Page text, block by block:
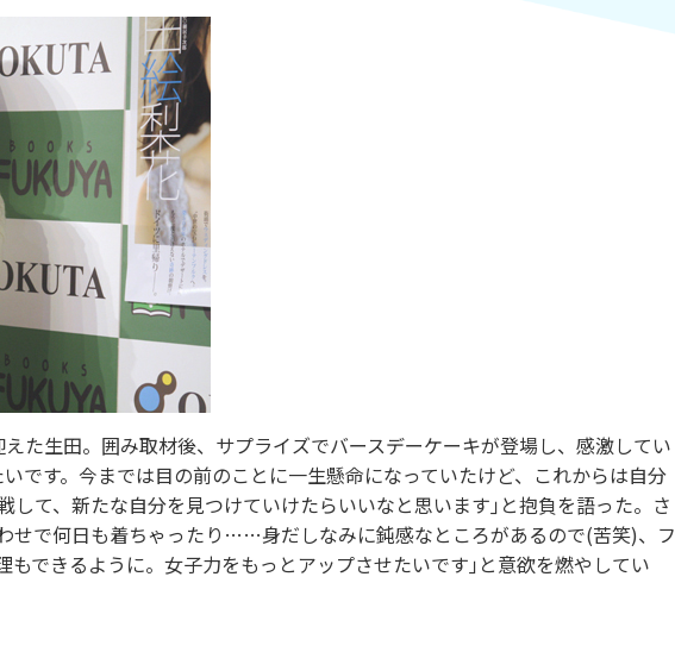
た生田。囲み取材後、サプライズでバースデーケーキが登場し、感激してい
です。今までは目の前のことに一生懸命になっていたけど、これからは自分
て、新たな自分を見つけていけたらいいなと思います｣と抱負を語った。さ
せで何日も着ちゃったり……身だしなみに鈍感なところがあるので(苦笑)、フ
もできるように。女子力をもっとアップさせたいです｣と意欲を燃やしてい